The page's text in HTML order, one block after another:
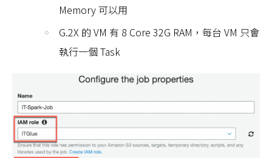
Memory 可以用
G.2X 的 VM 有 8 Core 32G RAM，每台 VM 只會
執行一個 Task